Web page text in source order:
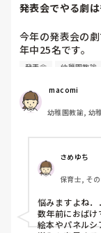
発表会でやる劇
今年の発表会の
年中25名です。
過去に「これは
ひ教えてほしいで
発表会 幼稚園教諭
macomi
幼稚園教諭, 幼
さめゆち
保育士, そ
悩みますよね．
数年前におばけ
絵本やパネル